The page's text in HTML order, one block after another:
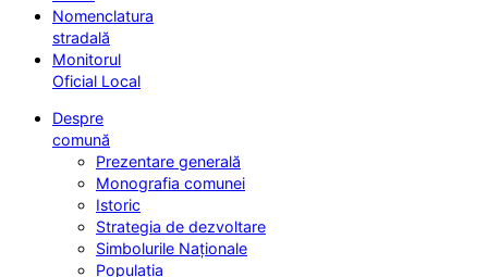
Nomenclatura
stradală
Monitorul
Oficial Local
Despre
comună
Prezentare generală
Monografia comunei
Istoric
Strategia de dezvoltare
Simbolurile Naționale
Populația